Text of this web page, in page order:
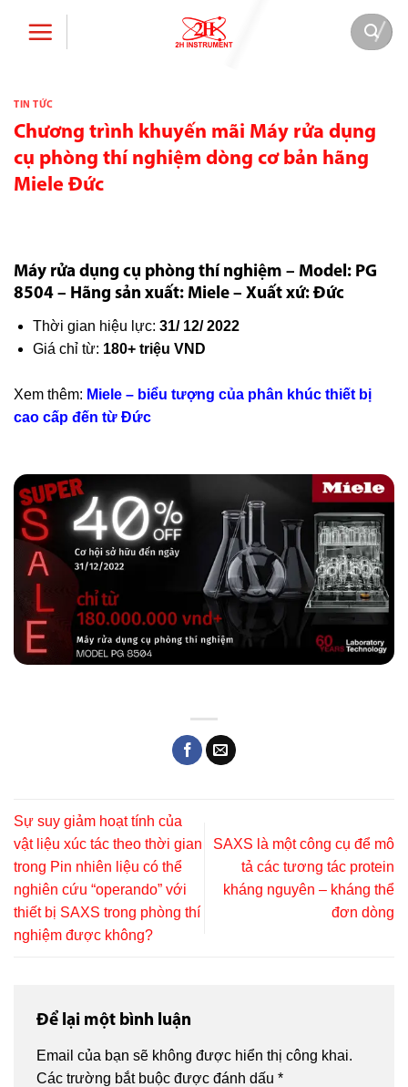
TIN TỨC
Chương trình khuyến mãi Máy rửa dụng
cụ phòng thí nghiệm dòng cơ bản hãng
Miele Đức
Máy rửa dụng cụ phòng thí nghiệm – Model: PG
8504 – Hãng sản xuất: Miele – Xuất xứ: Đức
Thời gian hiệu lực: 31/ 12/ 2022
Giá chỉ từ: 180+ triệu VND
Xem thêm: Miele – biểu tượng của phân khúc thiết bị
cao cấp đến từ Đức
Sự suy giảm hoạt tính của
vật liệu xúc tác theo thời gian
trong Pin nhiên liệu có thể
nghiên cứu “operando” với
thiết bị SAXS trong phòng thí
nghiệm được không?
SAXS là một công cụ để mô
tả các tương tác protein
kháng nguyên – kháng thể
đơn dòng
Để lại một bình luận
Email của bạn sẽ không được hiển thị công khai.
Các trường bắt buộc được đánh dấu *